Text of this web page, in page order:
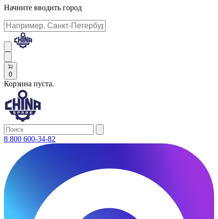
Начните вводить город
0
Корзина пуста.
8 800 600-34-82